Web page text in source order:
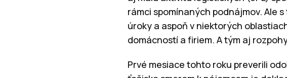
rámci spomínaných podnájmov. Ale
úroky a aspoň v niektorých
domácností a firiem. A tým aj
Prvé mesiace tohto roku preverili